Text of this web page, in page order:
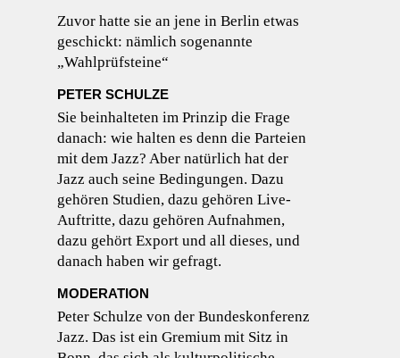
Zuvor hatte sie an jene in Berlin etwas
geschickt: nämlich sogenannte
„Wahlprüfsteine“
PETER SCHULZE
Sie beinhalteten im Prinzip die Frage
danach: wie halten es denn die Parteien
mit dem Jazz? Aber natürlich hat der
Jazz auch seine Bedingungen. Dazu
gehören Studien, dazu gehören Live-
Auftritte, dazu gehören Aufnahmen,
dazu gehört Export und all dieses, und
danach haben wir gefragt.
MODERATION
Peter Schulze von der Bundeskonferenz
Jazz. Das ist ein Gremium mit Sitz in